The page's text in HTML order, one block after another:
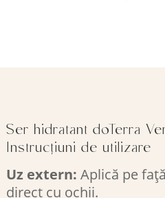
Ser hidratant doTerra
Instrucțiuni de utilizare
Uz extern: Aplică pe
direct cu ochii.